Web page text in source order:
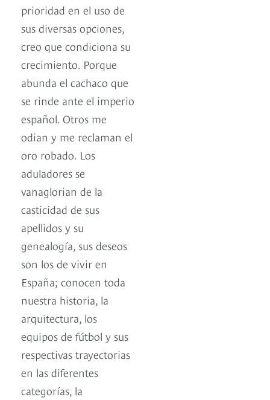
prioridad en el uso de
sus diversas opciones,
creo que condiciona su
crecimiento. Porque
abunda el cachaco que
se rinde ante el imperio
español. Otros me
odian y me reclaman el
oro robado. Los
aduladores se
vanaglorian de la
casticidad de sus
apellidos y su
genealogía, sus deseos
son los de vivir en
España; conocen toda
nuestra historia, la
arquitectura, los
equipos de fútbol y sus
respectivas trayectorias
en las diferentes
categorías, la